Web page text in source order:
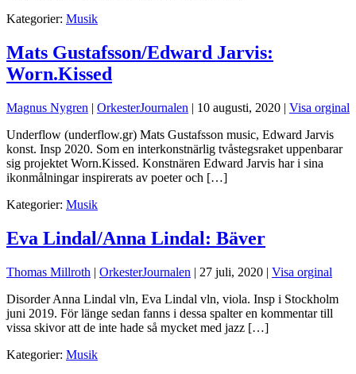
Kategorier: Musik
Mats Gustafsson/Edward Jarvis:
Worn.Kissed
Magnus Nygren | OrkesterJournalen | 10 augusti, 2020 | Visa orginal
Underflow (underflow.gr) Mats Gustafsson music, Edward Jarvis
konst. Insp 2020. Som en interkonstnärlig tvåstegsraket uppenbarar
sig projektet Worn.Kissed. Konstnären Edward Jarvis har i sina
ikonmålningar inspirerats av poeter och […]
Kategorier: Musik
Eva Lindal/Anna Lindal: Bäver
Thomas Millroth | OrkesterJournalen | 27 juli, 2020 | Visa orginal
Disorder Anna Lindal vln, Eva Lindal vln, viola. Insp i Stockholm
juni 2019. För länge sedan fanns i dessa spalter en kommentar till
vissa skivor att de inte hade så mycket med jazz […]
Kategorier: Musik